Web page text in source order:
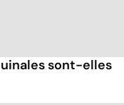
sont-elles